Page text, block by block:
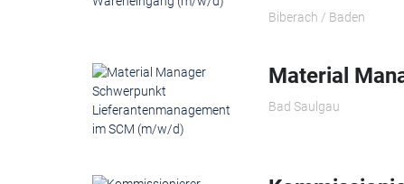
Biberach / Baden
Material
Bad Saulgau